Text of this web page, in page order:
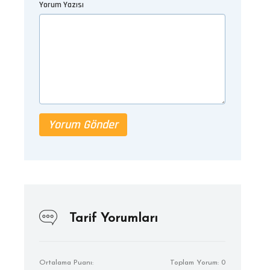
Yorum Yazısı
Yorum Gönder
Tarif Yorumları
Ortalama Puanı: Toplam Yorum: 0